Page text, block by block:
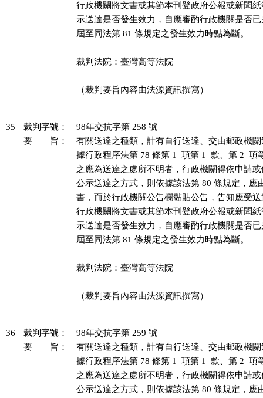
行政機關將文書或其節本刊登政府公報或新聞
示送達是否發生效力，自應審酌行政機關是否
屆至同法第 81 條規定之發生效力時點為斷。
裁判法院：臺灣高等法院
（裁判要旨內容由法源資訊撰寫）
35 裁判字號：
98年交抗字第 258 號
要 旨：
有關送達之種類，計有自行送達、交由郵政機
據行政程序法第 78 條第 1  項第 1  款、第 2  項
之應為送達之處所不明者，行政機關得依申請
公示送達之方式，則依據該法第 80 條規定，應
書，而於行政機關公告欄黏貼公告，告知應受
行政機關將文書或其節本刊登政府公報或新聞
示送達是否發生效力，自應審酌行政機關是否
屆至同法第 81 條規定之發生效力時點為斷。
裁判法院：臺灣高等法院
（裁判要旨內容由法源資訊撰寫）
36 裁判字號：
98年交抗字第 259 號
要 旨：
有關送達之種類，計有自行送達、交由郵政機
據行政程序法第 78 條第 1  項第 1  款、第 2  項
之應為送達之處所不明者，行政機關得依申請
公示送達之方式，則依據該法第 80 條規定，應